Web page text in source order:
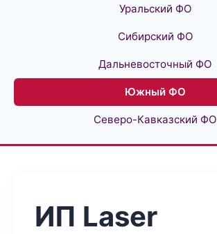
Уральский ФО
Сибирский ФО
Дальневосточный ФО
Южный ФО
Северо-Кавказский ФО
ИП Laser